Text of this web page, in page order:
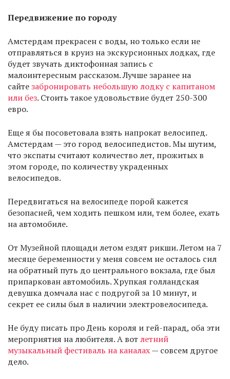
Передвижение по городу
Амстердам прекрасен с воды, но только если не
отправляться в круиз на экскурсионных лодках, где
будет звучать диктофонная запись с
малоинтересным рассказом. Лучше заранее на
сайтезабронировать небольшую лодку с капитаном
или без. Стоить такое удовольствие будет 250-300
евро.
Еще я бы посоветовала взять напрокат велосипед.
Амстердам — это город велосипедистов. Мы шутим,
что экспаты считают количество лет, прожитых в
этом городе, по количеству украденных
велосипедов.
Передвигаться на велосипеде порой кажется
безопасней, чем ходить пешком или, тем более, ехать
на автомобиле.
От Музейной площади летом ездят рикши. Летом на 7
месяце беременности у меня совсем не осталось сил
на обратный путь до центрального вокзала, где был
припаркован автомобиль. Хрупкая голландская
девушка домчала нас с подругой за 10 минут, и
секрет ее силы был в наличии электровелосипеда.
Не буду писать про День короля и гей-парад, оба эти
мероприятия на любителя. А вот летний
музыкальный фестиваль на каналах— совсем другое
дело.